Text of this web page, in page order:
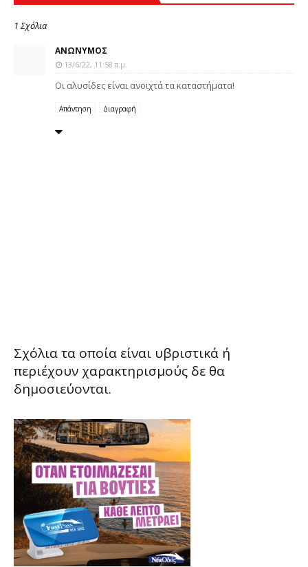
1 Σχόλια
ΑΝΏΝΥΜΟΣ
13/6/22, 11:58 π.μ.
Οι αλυσίδες είναι ανοιχτά τα καταστήματα!
Απάντηση Διαγραφή
Σχόλια τα οποία είναι υβριστικά ή
περιέχουν χαρακτηρισμούς δε θα
δημοσιεύονται.